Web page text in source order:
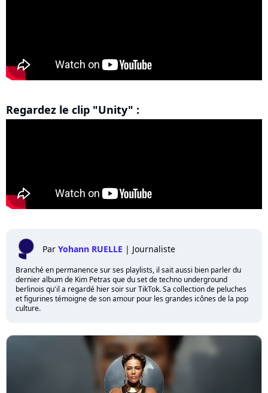
Regardez le clip "Unity" :
Par Yohann RUELLE | Journaliste
Branché en permanence sur ses playlists, il sait aussi bien parler du
dernier album de Kim Petras que du set de techno underground
berlinois qu'il a regardé hier soir sur TikTok. Sa collection de peluches
et figurines témoigne de son amour pour les grandes icônes de la pop
culture.